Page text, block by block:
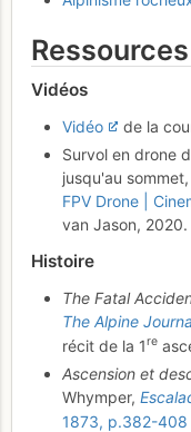
Vidéos
Vidéo de la
Survol en drone
jusqu'au
FPV Drone |
van Jason, 2020.
Histoire
The Fatal
The Alpine
récit de la 1re
Ascension et
Whymper,
1873, p.382-408